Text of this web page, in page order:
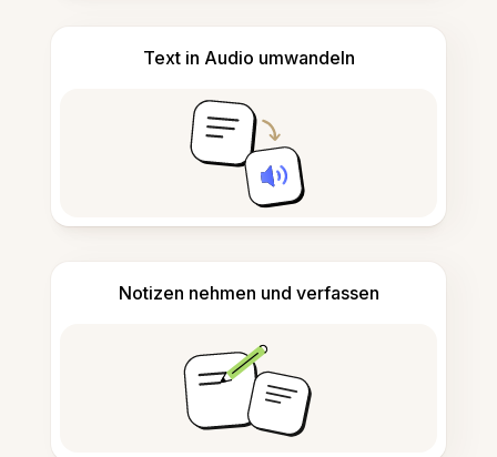
Text in Audio umwandeln
Notizen nehmen und verfassen